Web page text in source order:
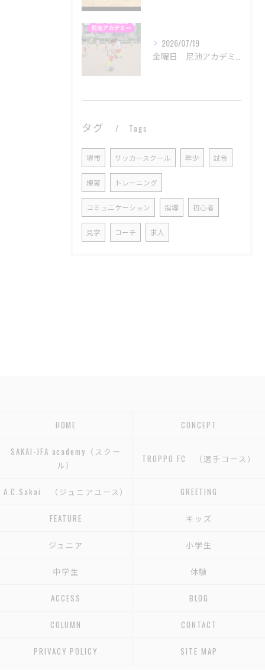
2026/07/19
金曜日 尼池アカデミー
タグ Tags
堺市 サッカースクール 年少 試合
練習 トレーニング
コミュニケーション 指導 初心者
見学 コーチ 求人
HOME CONCEPT
SAKAI-JFA academy（スクー
ル）
TROPPO FC （選手コース）
A.C.Sakai （ジュニアユース） GREETING
FEATURE キッズ
ジュニア 小学生
中学生 体験
ACCESS BLOG
COLUMN CONTACT
PRIVACY POLICY SITE MAP